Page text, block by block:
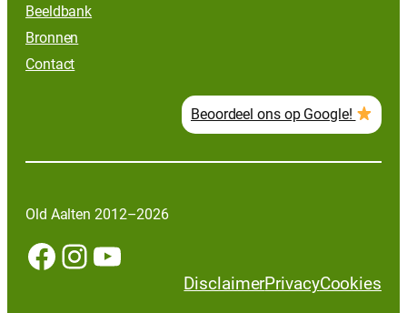
Beeldbank
Bronnen
Contact
Beoordeel ons op Google!
Old Aalten 2012–2026
Facebook InstagramYouTube
DisclaimerPrivacyCookies